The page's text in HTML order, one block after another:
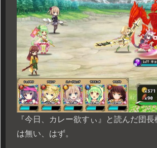
『今日、カレー欲すぃ』と読んだ団
は無い、はず。